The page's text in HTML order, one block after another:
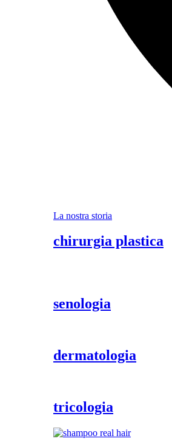
La nostra storia
chirurgia plastica
senologia
dermatologia
tricologia